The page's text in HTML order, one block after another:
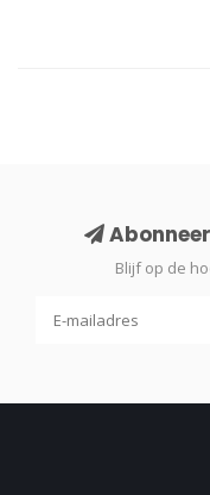
Blijf op de